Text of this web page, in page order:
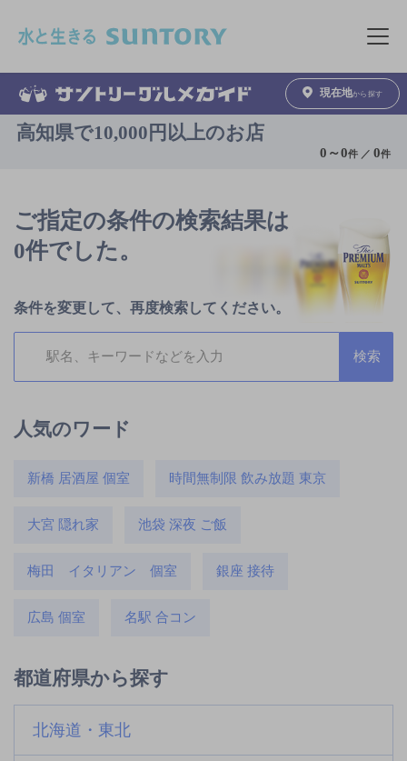
メニュ
現在地から探す
高知県で10,000円以上のお店
0 ～0件 ／0件
ご指定の条件の検索結果は
0件でした。
条件を変更して、再度検索してください。
人気のワード
新橋 居酒屋 個室 時間無制限 飲み放題 東京
大宮 隠れ家 池袋 深夜 ご飯
梅田 イタリアン 個室 銀座 接待
広島 個室 名駅 合コン
都道府県から探す
北海道・東北